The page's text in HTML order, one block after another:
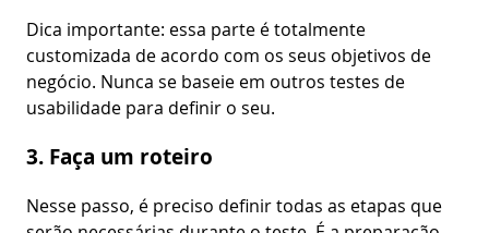
Dica importante: essa parte é totalmente
customizada de acordo com os seus objetivos de
negócio. Nunca se baseie em outros testes de
usabilidade para definir o seu.
3. Faça um roteiro
Nesse passo, é preciso definir todas as etapas que